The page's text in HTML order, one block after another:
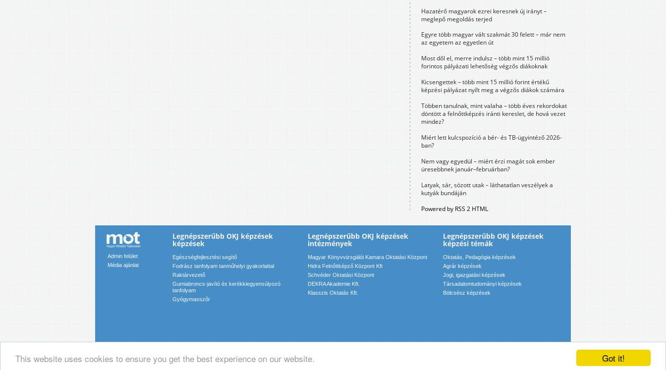
Got it!
This website uses cookies to ensure you get the best experience on our website.
Hazatérő magyarok ezrei keresnek új irányt –
meglepő megoldás terjed
Egyre több magyar vált szakmát 30 felett – már nem
az egyetem az egyetlen út
Most dől el, merre indulsz – több mint 15 millió
forintos pályázati lehetőség végzős diákoknak
Kicsengettek – több mint 15 millió forint értékű
képzési pályázat nyílt meg a végzős diákok számára
Többen tanulnak, mint valaha – több éves rekordokat
döntött a felnőttképzés iránti kereslet, de hová vezet
mindez?
Miért lett kulcspozíció a bér- és TB-ügyintéző 2026-
ban?
Nem vagy egyedül – miért érzi magát sok ember
üresebbnek január–februárban?
Latyak, sár, sózott utak – láthatatlan veszélyek a
kutyák bundáján
Powered by RSS 2 HTML
Admin felület
Média ajánlat
Legnépszerűbb OKJ képzések
képzések
Egészségfejlesztési segítő
Fodrász tanfolyam tanműhelyi gyakorlattal
Raktárvezető
Gumiabroncs-javító és kerékkiegyensúlyozó
tanfolyam
Gyógymasszőr
Legnépszerűbb OKJ képzések
intézmények
Magyar Könyvvizsgálói Kamara Oktatási Központ
Hidra Felnőttképző Központ Kft
Schvéder Oktatási Központ
DEKRA Akademie Kft.
Klasszis Oktatás Kft.
Legnépszerűbb OKJ képzések
képzési témák
Oktatás, Pedagógia képzések
Agrár képzések
Jogi, igazgatási képzések
Társadalomtudományi képzések
Bölcsész képzések
© 2019 Magyar Oktatási Tájékoztató Kapcsolat: info(kukac)motadmin(pont)hu